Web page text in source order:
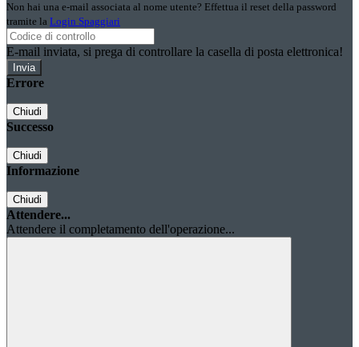
Non hai una e-mail associata al nome utente? Effettua il reset della password
tramite la Login Spaggiari
E-mail inviata, si prega di controllare la casella di posta elettronica!
Errore
Chiudi
Successo
Chiudi
Informazione
Chiudi
Attendere...
Attendere il completamento dell'operazione...